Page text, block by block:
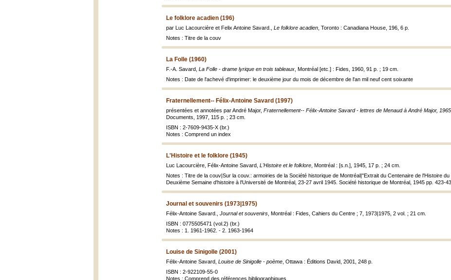
Le folklore acadien (196)
par Luc Lacourcière et Felix Antoine Savard., Le folklore acadien , Toronto : Canadiana House, 196, 6 p.
Notes : Titre de la couv
La Folle (1960)
F.-A. Savard, La Folle - drame lyrique en trois tableaux , Montréal [etc.] : Fides, 1960, 91 p. ; 19 cm.
Notes : Date de l'achevé d'imprimer: le deuxième jour du mois de décembre de l'an mil neuf cent soixante
Fraternellement-- Félix-Antoine Savard (1997)
présentées et annotées par André Major, Fraternellement-- Félix-Antoine Savard - lettres de Menaud à André Major,
Documents, 1997, 115 p. ; 23 cm.
ISBN : 2-7609-9435-X (br.)
Notes : Comprend un index
L'Histoire et le folklore (1945)
Luc Lacourcière, Félix-Antoine Savard, L'Histoire et le folklore , Montréal : [s.n.], 1945, 17 p. ; 24 cm.
Notes : Titre de la couv|Sur la couv.: armoiries de la Société historique de Montréal|"Extrait du Centenaire de l'Histoire
Deuxième Semaine d'histoire à l'Université de Montréal, 23-27 avril 1945. Société historique de Montréal, 1945 pp. 423-
Journal et souvenirs (1973|1975)
Félix-Antoine Savard., Journal et souvenirs , Montréal : Fides, Cahiers du Centre ; 7, 1973|1975, 2 vol. ; 21 cm.
ISBN : 0775505471 (vol.2) (br.)
Notes : 1. 1961-1962. - 2. 1963-1964
Louise de Sinigolle (2001)
Félix-Antoine Savard, Louise de Sinigolle - poème , Ottawa : Éditions David, 2001, 248 p.
ISBN : 2-922109-55-0
Notes : Comprend des références bibliographiques